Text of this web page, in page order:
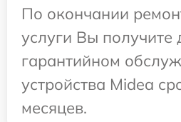
По окончании
услуги Вы получите
гарантийном
устройства Midea
месяцев.